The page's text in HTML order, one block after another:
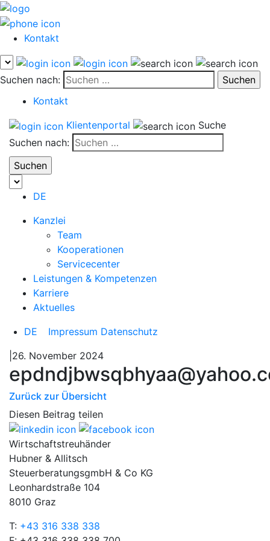
Kontakt
Suchen nach:
Kontakt
Klientenportal
Suche
Suchen nach:
DE
Kanzlei
Team
Kooperationen
Servicecenter
Leistungen & Kompetenzen
Karriere
Aktuelles
DE
Impressum Datenschutz
|26. November 2024
Zurück zur Übersicht
Diesen Beitrag teilen
Wirtschaftstreuhänder
Hubner & Allitsch
SteuerberatungsgmbH & Co KG
Leonhardstraße 104
8010 Graz
T: +43 316 338 338